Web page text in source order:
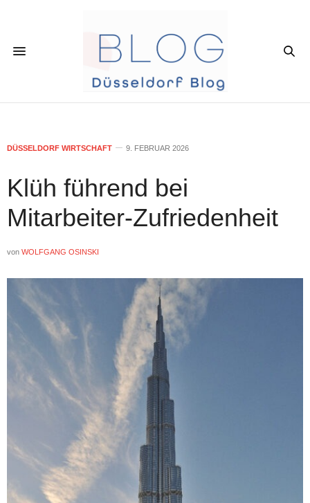
DÜSSELDORF WIRTSCHAFT 9. FEBRUAR 2026
Klüh führend bei
Mitarbeiter-Zufriedenheit
von WOLFGANG OSINSKI